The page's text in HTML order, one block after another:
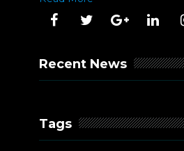
Recent News
Tags